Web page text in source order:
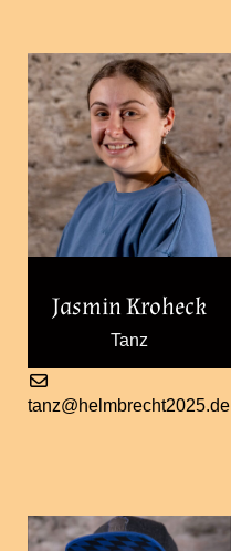
Jasmin Kroheck
Tanz
tanz@helmbrecht2025.de